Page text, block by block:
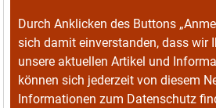
Durch Anklicken des Buttons
sich damit einverstanden, dass wir
unsere aktuellen Artikel und
können sich jederzeit von diesem
Informationen zum Datenschutz